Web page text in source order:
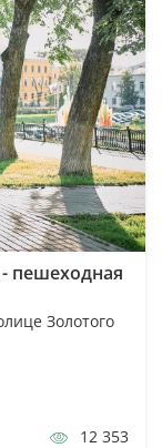
пешеходная
Золотого
12 353